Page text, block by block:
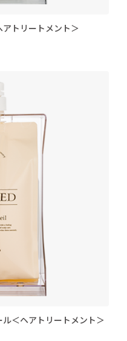
アトリートメント＞
ル＜ヘアトリートメント＞